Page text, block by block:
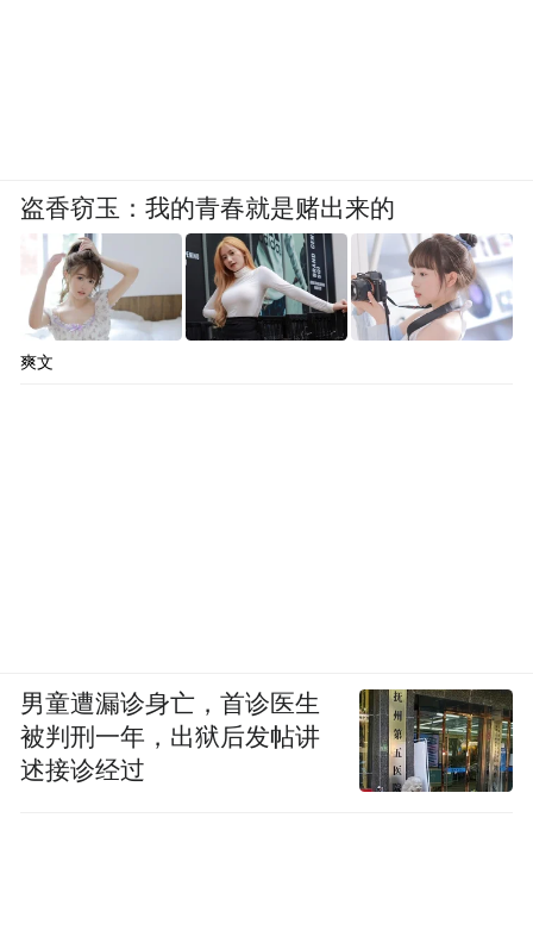
盗香窃玉：我的青春就是赌出来的
爽文
男童遭漏诊身亡，首诊医生
被判刑一年，出狱后发帖讲
述接诊经过